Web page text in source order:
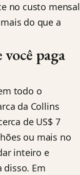
no custo mensal
do que a
paga
todo o
da Collins
de US$ 7
ou mais no
inteiro e
disso. Em